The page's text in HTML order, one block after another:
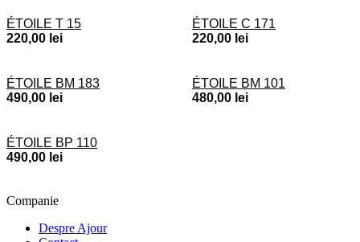
ÉTOILE T 15
220,00 lei
ÉTOILE C 171
220,00 lei
ÉTOILE BM 183
490,00 lei
ÉTOILE BM 101
480,00 lei
ÉTOILE BP 110
490,00 lei
Companie
Despre Ajour